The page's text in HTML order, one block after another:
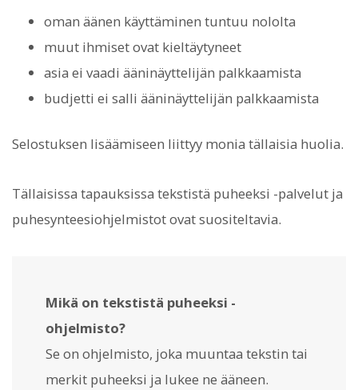
oman äänen käyttäminen tuntuu nololta
muut ihmiset ovat kieltäytyneet
asia ei vaadi ääninäyttelijän palkkaamista
budjetti ei salli ääninäyttelijän palkkaamista
Selostuksen lisäämiseen liittyy monia tällaisia huolia.
Tällaisissa tapauksissa tekstistä puheeksi -palvelut ja
puhesynteesiohjelmistot ovat suositeltavia.
Mikä on tekstistä puheeksi -
ohjelmisto?
Se on ohjelmisto, joka muuntaa tekstin tai
merkit puheeksi ja lukee ne ääneen.